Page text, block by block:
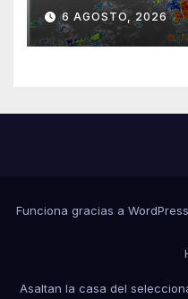
sureste
6 AGOSTO, 2026
Funciona gracias a WordPress
Asaltan la casa del